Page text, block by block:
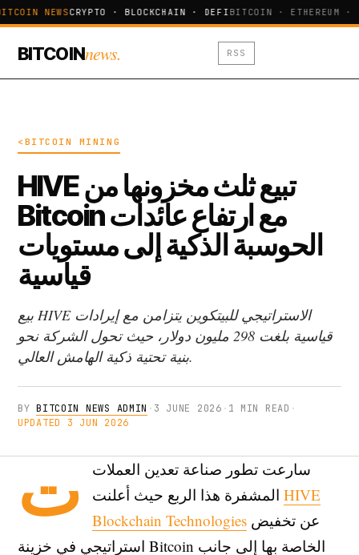
NEWSCRYPTO · BLOCKCHAIN · DEFIBITCOIN · ETHEREUM ·
BITCOINnews. RSS
<BITCOIN MINING
HIVE تبيع ثلث مخزونها من
Bitcoin مع ارتفاع عائدات
الحوسبة الذكية إلى مستويات
قياسية
بيع HIVE الاستراتيجي للبيتكوين يتزامن مع إيرادات
قياسية بلغت 298 مليون دولار، حيث تحول الشركة نحو
بنية تحتية ذكية الهامش العالي.
BYBITCOIN NEWS ADMIN · 3 JUNE 2026 · 1 MIN READ ·
UPDATED 3 JUN 2026
ت
سارعت تطور صناعة تعدين العملات
HIVE
Blockchain Technologies
استراتيجي في خزينة Bitcoin الخاصة بها إلى جانب